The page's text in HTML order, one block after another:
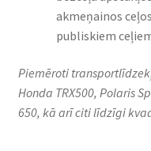
akmeņainos
publiskiem
Piemēroti
Honda TRX500, Polaris
650, kā arī citi līdzīgi